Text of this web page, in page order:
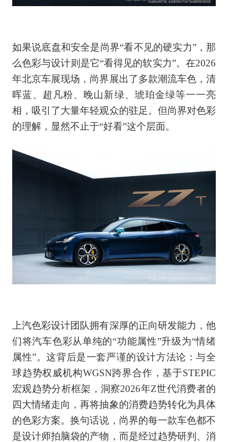
如果说底盘和安全是尚界“看不见的硬实力”，那
么色彩与设计则是它“看得见的软实力”。在2026
年北京车展现场，尚界展出了多款潮流车色，清
晖蓝、超凡粉、晚山新绿、琥珀金绿等一一亮
相，吸引了大量年轻观众的驻足。但尚界对色彩
的理解，显然不止于“好看”这个层面。
上汽色彩设计团队拥有深厚的正向研发能力，他
们将汽车色彩从单纯的“功能属性”升级为“情绪
属性”。这背后是一套严谨的设计方法论：与全
球趋势权威机构WGSN跨界合作，基于STEPIC
宏观趋势分析框架，洞察2026年Z世代消费者的
四大情绪走向，再将抽象的消费趋势转化为具体
的色彩方案。换句话说，尚界的每一款车色都不
是设计师拍脑袋的产物，而是经过趋势研判、消